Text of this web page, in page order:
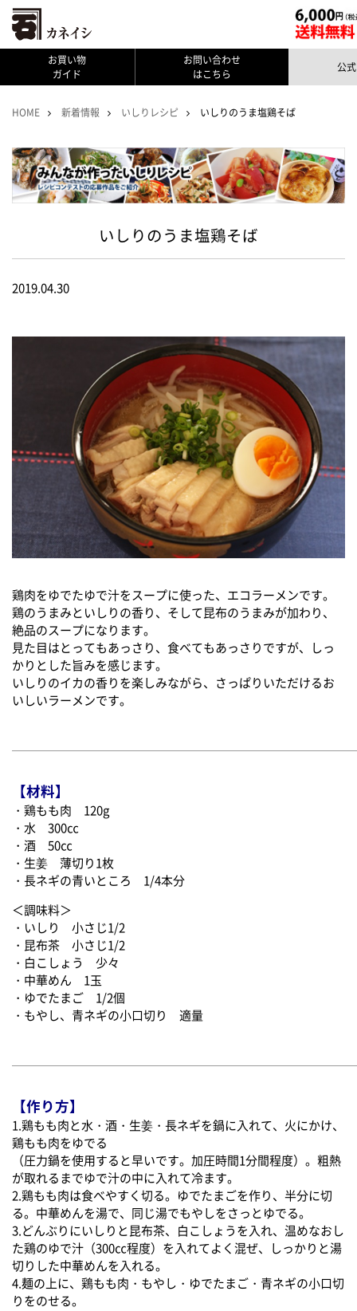
お買い物
ガイド
お問い合わせ
はこちら
公
HOME 新着情報 いしりレシピ いしりのうま塩鶏そば
いしりのうま塩鶏そば
2019.04.30
鶏肉をゆでたゆで汁をスープに使った、エコラーメンです。
鶏のうまみといしりの香り、そして昆布のうまみが加わり、
絶品のスープになります。
見た目はとってもあっさり、食べてもあっさりですが、しっ
かりとした旨みを感じます。
いしりのイカの香りを楽しみながら、さっぱりいただけるお
いしいラーメンです。
【材料】
・鶏もも肉 120g
・水 300㏄
・酒 50㏄
・生姜 薄切り1枚
・長ネギの青いところ 1/4本分
＜調味料＞
・いしり 小さじ1/2
・昆布茶 小さじ1/2
・白こしょう 少々
・中華めん 1玉
・ゆでたまご 1/2個
・もやし、青ネギの小口切り 適量
【作り方】
1.鶏もも肉と水・酒・生姜・長ネギを鍋に入れて、火にかけ、
鶏もも肉をゆでる
（圧力鍋を使用すると早いです。加圧時間1分間程度）。粗熱
が取れるまでゆで汁の中に入れて冷ます。
2.鶏もも肉は食べやすく切る。ゆでたまごを作り、半分に切
る。中華めんを湯で、同じ湯でもやしをさっとゆでる。
3.どんぶりにいしりと昆布茶、白こしょうを入れ、温めなおし
た鶏のゆで汁（300㏄程度）を入れてよく混ぜ、しっかりと湯
切りした中華めんを入れる。
4.麺の上に、鶏もも肉・もやし・ゆでたまご・青ネギの小口切
りをのせる。